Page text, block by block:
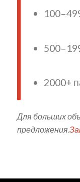
2000+
Для больших
предложения.